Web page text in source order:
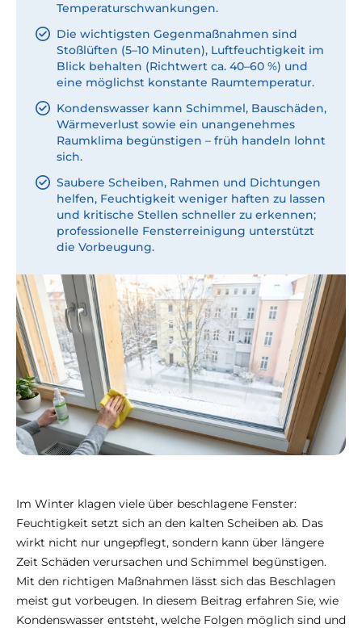
Temperaturschwankungen.
Die wichtigsten Gegenmaßnahmen sind
Stoßlüften (5–10 Minuten), Luftfeuchtigkeit im
Blick behalten (Richtwert ca. 40–60 %) und
eine möglichst konstante Raumtemperatur.
Kondenswasser kann Schimmel, Bauschäden,
Wärmeverlust sowie ein unangenehmes
Raumklima begünstigen – früh handeln lohnt
sich.
Saubere Scheiben, Rahmen und Dichtungen
helfen, Feuchtigkeit weniger haften zu lassen
und kritische Stellen schneller zu erkennen;
professionelle Fensterreinigung unterstützt
die Vorbeugung.
Im Winter klagen viele über beschlagene Fenster:
Feuchtigkeit setzt sich an den kalten Scheiben ab. Das
wirkt nicht nur ungepflegt, sondern kann über längere
Zeit Schäden verursachen und Schimmel begünstigen.
Mit den richtigen Maßnahmen lässt sich das Beschlagen
meist gut vorbeugen. In diesem Beitrag erfahren Sie, wie
Kondenswasser entsteht, welche Folgen möglich sind und